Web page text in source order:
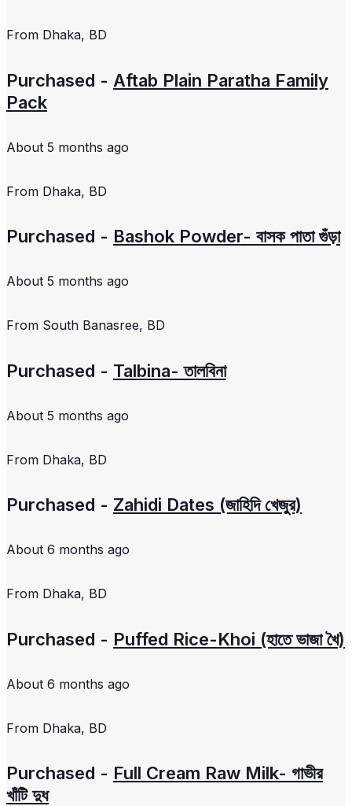
From Dhaka, BD
Purchased - Aftab Plain Paratha Family
Pack
About 5 months ago
From Dhaka, BD
Purchased - Bashok Powder- বাসক পাতা গুঁড়া
About 5 months ago
From South Banasree, BD
Purchased - Talbina- তালবিনা
About 5 months ago
From Dhaka, BD
Purchased - Zahidi Dates (জাহিদি খেজুর)
About 6 months ago
From Dhaka, BD
Purchased - Puffed Rice-Khoi (হাতে ভাজা খৈ)
About 6 months ago
From Dhaka, BD
Purchased - Full Cream Raw Milk- গাভীর
খাঁটি দুধ